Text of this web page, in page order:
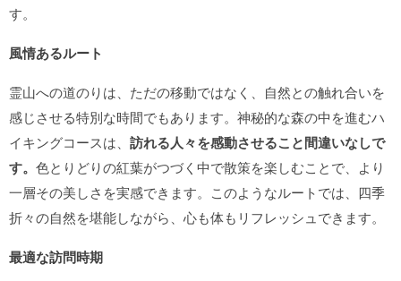
す。
風情あるルート
霊山への道のりは、ただの移動ではなく、自然との触れ合いを
感じさせる特別な時間でもあります。神秘的な森の中を進むハ
イキングコースは、 訪れる人々を感動させること間違いなしで
す。 色とりどりの紅葉がつづく中で散策を楽しむことで、より
一層その美しさを実感できます。このようなルートでは、四季
折々の自然を堪能しながら、心も体もリフレッシュできます。
最適な訪問時期